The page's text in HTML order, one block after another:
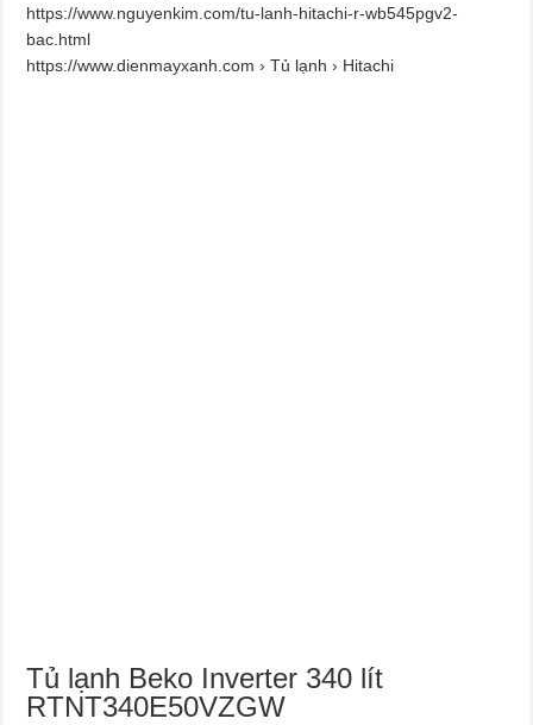
https://www.nguyenkim.com/tu-lanh-hitachi-r-wb545pgv2-
bac.html
https://www.dienmayxanh.com › Tủ lạnh › Hitachi
Tủ lạnh Beko Inverter 340 lít
RTNT340E50VZGW